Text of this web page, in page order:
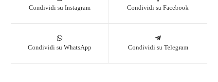
Condividi su Instagram Condividi su Facebook
Condividi su WhatsApp Condividi su Telegram